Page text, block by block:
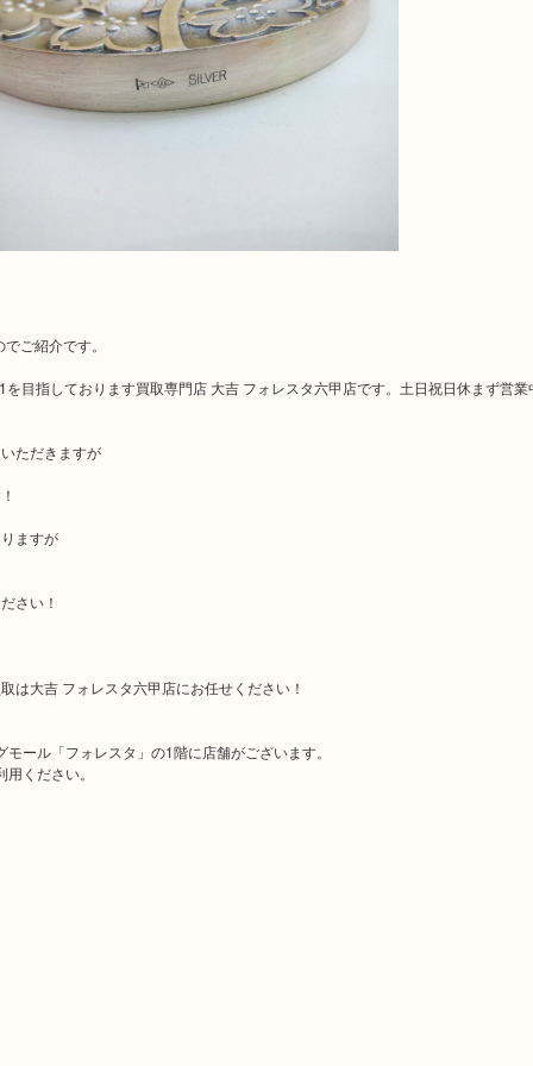
ご紹介です。
目指しております買取専門店 大吉 フォレスタ六甲店です。土日祝日休まず営
ただきますが
ますが
さい！
は大吉 フォレスタ六甲店にお任せください！
ール「フォレスタ」の1階に店舗がございます。
ください。